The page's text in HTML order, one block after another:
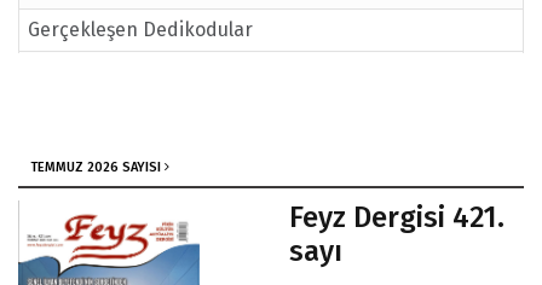
Gerçekleşen Dedikodular
Gazze Bize Ne Anlatıyor
Savaşı Filistine Sorun
Gelecekteki İsrail
TEMMUZ 2026 SAYISI
Feyz Dergisi 421.
sayı